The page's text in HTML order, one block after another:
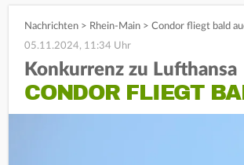
Nachrichten > Rhein-Main > Condor fliegt bald
05.11.2024, 11:34 Uhr
Konkurrenz zu Lufthansa
CONDOR FLIEGT